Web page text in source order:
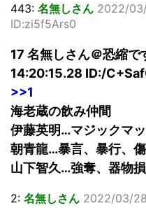
443: 名無しさん 2022/
ID:zi5f5Ars0
17 名無しさん＠恐縮
14:20:15.28 ID:/
>>1
海老蔵の飲み仲間
伊藤英明…マジックマ
朝青龍…暴言、暴行、
山下智久…強奪、器物
2: 名無しさん 2022/03/